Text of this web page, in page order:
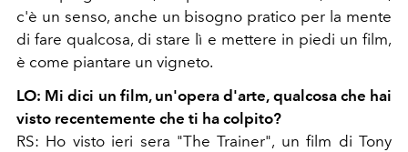
c'è un senso, anche un bisogno pratico per la mente
di fare qualcosa, di stare lì e mettere in piedi un film,
è come piantare un vigneto.
LO: Mi dici un film, un'opera d'arte, qualcosa che hai
visto recentemente che ti ha colpito?
RS: Ho visto ieri sera "The Trainer", un film di Tony